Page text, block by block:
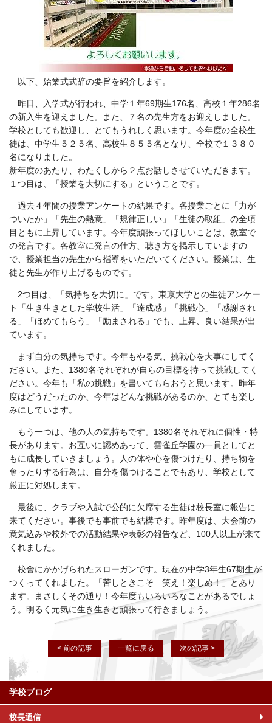
以下、始業式式辞の要旨を紹介します。
昨日、入学式が行われ、中学１年69期生176名、高校１年286名
の新入生を迎えました。また、７名の先生方をお迎えしました。
学校としても歓迎し、とてもうれしく思います。今年度の全校生
徒は、中学生５２５名、高校生８５５名となり、全校で１３８０
名になりました。
新年度のあたり、わたくしから２点お話しさせていただきます。
１つ目は、「授業を大切にする」ということです。
過去４年間の授業アンケートの結果です。各授業ごとに「力が
ついたか」「先生の熱意」「規律正しい」「生徒の取組」の全項
目ともに上昇しています。今年度頑張ってほしいことは、教室で
の発言です。各教室に発言の仕方、聴き方を掲示していますの
で、授業担当の先生から指導をいただいてください。授業は、生
徒と先生が作り上げるものです。
2つ目は、「気持ちを大切に」です。東京大学との生徒アンケー
ト「生き生きとした学校生活」「達成感」「挑戦心」「感謝され
る」「ほめてもらう」「励まされる」でも、上昇、良い結果が出
ています。
まず自分の気持ちです。今年もやる気、挑戦心を大事にしてく
ださい。また、1380名それぞれが自らの目標を持って挑戦してく
ださい。今年も「私の挑戦」を書いてもらおうと思います。昨年
度はどうだったのか、今年はどんな挑戦があるのか、とても楽し
みにしています。
もう一つは、他の人の気持ちです。1380名それぞれに個性・特
長があります。お互いに認めあって、雲雀丘学園の一員としてと
もに成長していきましょう。人の体や心を傷つけたり、持ち物を
奪ったりする行為は、自分を傷つけることでもあり、学校として
厳正に対処します。
最後に、クラブや入試で公的に欠席する生徒は校長室に報告に
来てください。事後でも事前でも結構です。昨年度は、大会前の
意気込みや校外での活動結果や表彰の報告など、100人以上が来て
くれました。
校舎にかかげられたスローガンです。現在の中学3年生67期生が
つくってくれました。「苦しときこそ 笑え！楽しめ！」とあり
ます。まさしくその通り！今年度もいろいろなことがあるでしょ
う。明るく元気に生き生きと頑張って行きましょう。
< 前の記事 一覧に戻る 次の記事 >
学校ブログ
校長通信